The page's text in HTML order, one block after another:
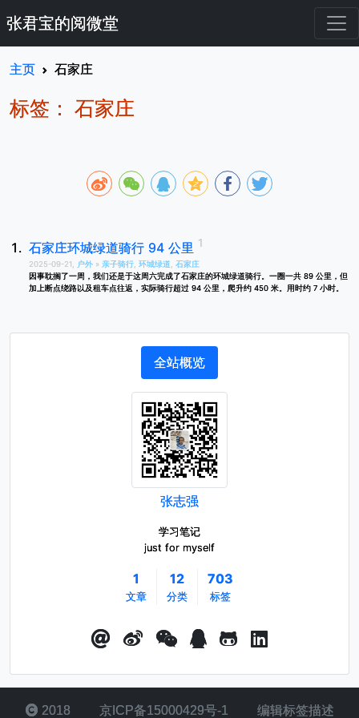
张君宝的阅微堂
主页 石家庄
标签： 石家庄
石家庄环城绿道骑行 94 公里
2025-09-21, 户外 » 亲子骑行 环城绿道
石家庄
因事耽搁了一周，我们还是于这周六完成了石家庄的环城绿道骑行。一圈一共 89 公里，但
加上断点绕路以及租车点往返，实际骑行超过 94 公里，爬升约 450 米。用时约 7 小时。
全站概览
张志强
学习笔记
just for myself
1
文章
12
分类
703
标签
2018 京ICP备15000429号-1 编辑标签描述